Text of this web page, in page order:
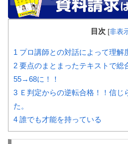
目次 [非表
1 プロ講師との対話によって理解
2 要点のまとまったテキストで
55→68に！！
3 Ｅ判定からの逆転合格！！信じ
た。
4 誰でも才能を持っている